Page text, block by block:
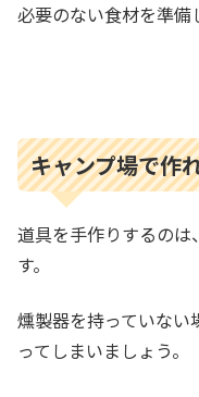
必要のない食材を準備
キャンプ場で作
道具を手作りするのは
す。
燻製器を持っていな
ってしまいましょう。